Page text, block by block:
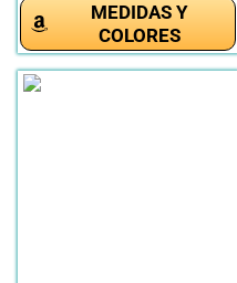
MEDIDAS Y
COLORES